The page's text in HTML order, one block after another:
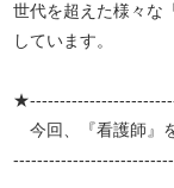
世代を超えた様々な
しています。
今回、『看護師』